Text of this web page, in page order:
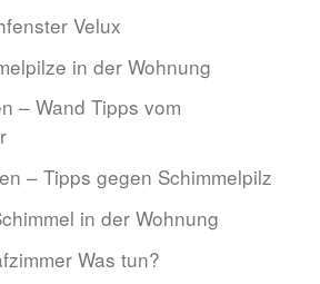
Velux
in der Wohnung
– Wand Tipps vom
– Tipps gegen Schimmelpilz
in der Wohnung
Was tun?